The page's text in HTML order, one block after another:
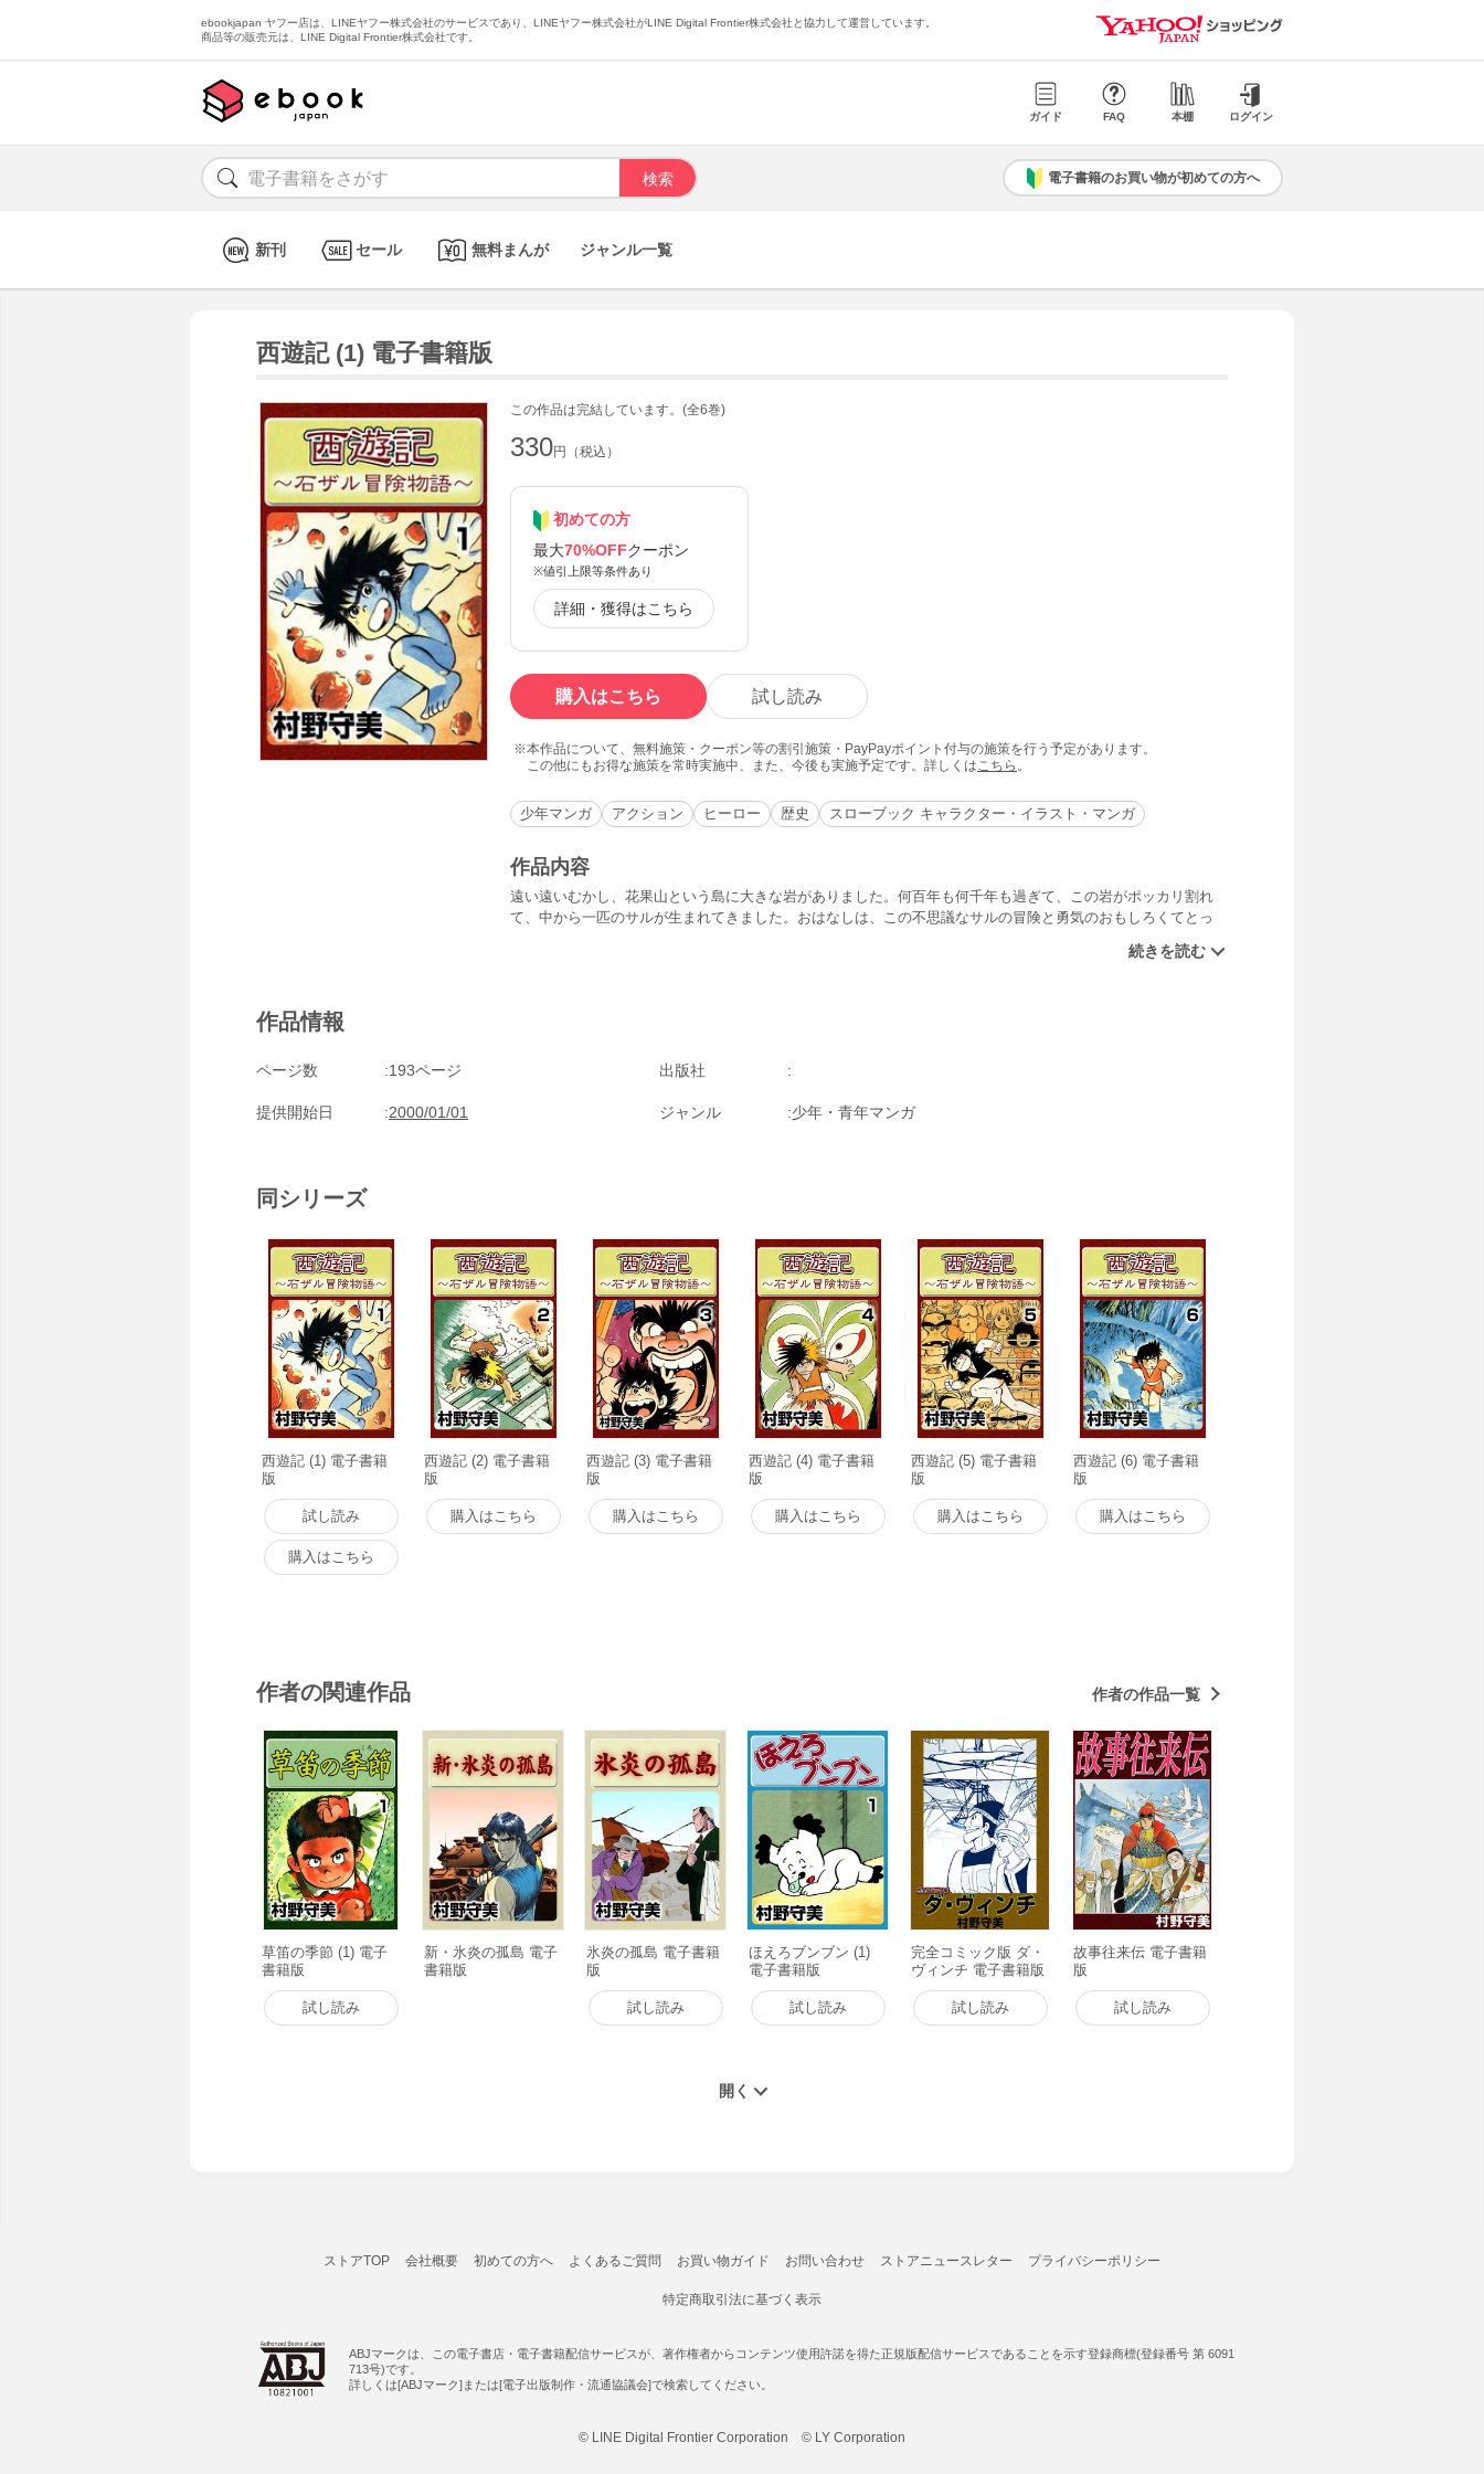
ebookjapan ヤフー店は、LINEヤフー株式会社のサービスであり、LINEヤフー株式会社がLINE Digital Frontier株式会社と協力して運営しています。
商品等の販売元は、LINE Digital Frontier株式会社です。
ガイド FAQ 本棚 ログイン
電子書籍のお買い物が初めての方へ
新刊 セール 無料まんが ジャンル一覧
西遊記 (1) 電子書籍版
この作品は完結しています。(全6巻)
330円（税込）
初めての方
最大70%OFFクーポン
※値引上限等条件あり
詳細・獲得はこちら
購入はこちら 試し読み
本作品について、無料施策・クーポン等の割引施策・PayPayポイント付与の施策を行う予定があります。
この他にもお得な施策を常時実施中、また、今後も実施予定です。詳しくは こちら 。
少年マンガ アクション ヒーロー 歴史 スローブック キャラクター・イラスト・マンガ
作品内容
遠い遠いむかし、花果山という島に大きな岩がありました。何百年も何千年も過ぎて、この岩がポッカリ割れ
て、中から一匹のサルが生まれてきました。おはなしは、この不思議なサルの冒険と勇気のおもしろくてとっ
作品情報
ページ数 193ページ 出版社
提供開始日 2000/01/01 ジャンル 少年・青年マンガ
同シリーズ
西遊記 (1) 電子書籍
版
試し読み
購入はこちら
西遊記 (2) 電子書籍
版
購入はこちら
西遊記 (3) 電子書籍
版
購入はこちら
西遊記 (4) 電子書籍
版
購入はこちら
西遊記 (5) 電子書籍
版
購入はこちら
西遊記 (6) 電子書籍
版
購入はこちら
作者の関連作品 作者の作品一覧
草笛の季節 (1) 電子
書籍版
試し読み
新・氷炎の孤島 電子
書籍版
氷炎の孤島 電子書籍
版
試し読み
ほえろブンブン (1)
電子書籍版
試し読み
完全コミック版 ダ・
ヴィンチ 電子書籍版
試し読み
故事往来伝 電子書籍
版
試し読み
ストアTOP 会社概要 初めての方へ よくあるご質問 お買い物ガイド お問い合わせ ストアニュースレター プライバシーポリシー
特定商取引法に基づく表示
ABJマークは、この電子書店・電子書籍配信サービスが、著作権者からコンテンツ使用許諾を得た正規版配信サービスであることを示す登録商標(登録番号 第 6091
713号)です。
詳しくは[ABJマーク]または[電子出版制作・流通協議会]で検索してください。
© LINE Digital Frontier Corporation © LY Corporation